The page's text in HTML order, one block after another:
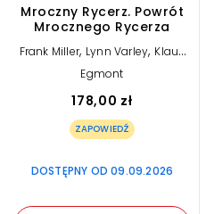
Mroczny Rycerz. Powrót
Mrocznego Rycerza
Frank Miller, Lynn Varley, Klaus
Janson
Egmont
178,00 zł
ZAPOWIEDŹ
DOSTĘPNY OD 09.09.2026